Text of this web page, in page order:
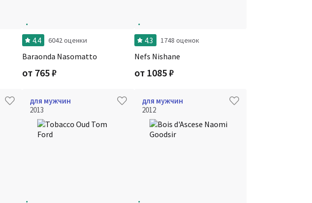
4.4 6042 оценки
Baraonda Nasomatto
от 765₽
4.3 1748 оценок
Nefs Nishane
от 1085₽
для мужчин
2013
для мужчин
2012